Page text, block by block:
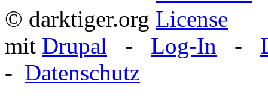
© darktiger.org
mit Drupal - Log-In -
- Datenschutz